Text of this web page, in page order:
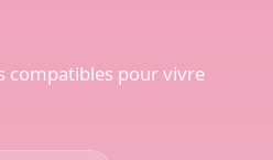
compatibles pour vivre